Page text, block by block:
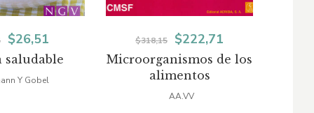
saludable
El
precio
original
$26,51
precio
actual
Y Gobel
Microorganismos de los
alimentos
$318,15
El
precio
original
$222,71
precio
AA.VV